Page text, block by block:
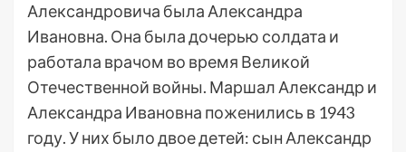
Александровича была Александра
Ивановна. Она была дочерью солдата и
работала врачом во время Великой
Отечественной войны. Маршал Александр и
Александра Ивановна поженились в 1943
году. У них было двое детей: сын Александр